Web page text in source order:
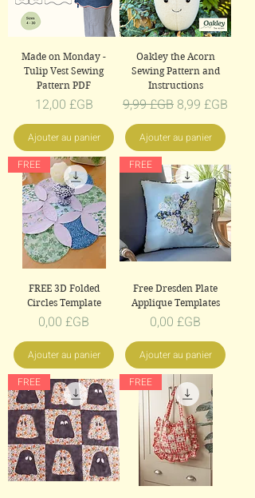
Made on Monday -
Tulip Vest Sewing
Pattern PDF
Prix
12,00 £GB
Ajouter au panier
Oakley the Acorn
Sewing Pattern and
Instructions
Prix original
9,99 £GB Prix
8,99 £GB
Ajouter au panier
FREE
FREE 3D Folded
Circles Template
Prix
0,00 £GB
Ajouter au panier
FREE
Free Dresden Plate
Applique Templates
Prix
0,00 £GB
Ajouter au panier
FREE
FREE